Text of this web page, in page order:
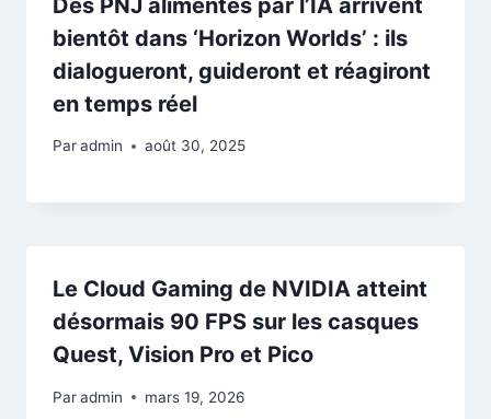
bientôt dans ‘Horizon Worlds’ : ils
dialogueront, guideront et réagiront
en temps réel
Paradmin août 30, 2025
Le Cloud Gaming de NVIDIA atteint
désormais 90 FPS sur les casques
Quest, Vision Pro et Pico
Paradmin mars 19, 2026